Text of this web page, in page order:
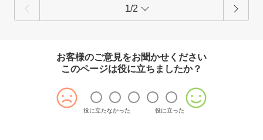
す。
1/2
お客様のご意見をお聞かせください
このページは役に立ちましたか？
役に立たなかった 役に立った